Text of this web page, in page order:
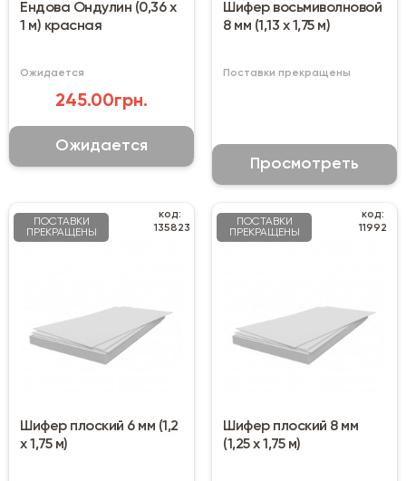
Ендова Ондулин (0,36 х
1 м) красная
Ожидается
245.00грн.
Ожидается
Шифер восьмиволновой
8 мм (1,13 х 1,75 м)
Поставки прекращены
Просмотреть
ПОСТАВКИ
ПРЕКРАЩЕНЫ
код:
135823
Шифер плоский 6 мм (1,2
х 1,75 м)
ПОСТАВКИ
ПРЕКРАЩЕНЫ
код:
11992
Шифер плоский 8 мм
(1,25 х 1,75 м)